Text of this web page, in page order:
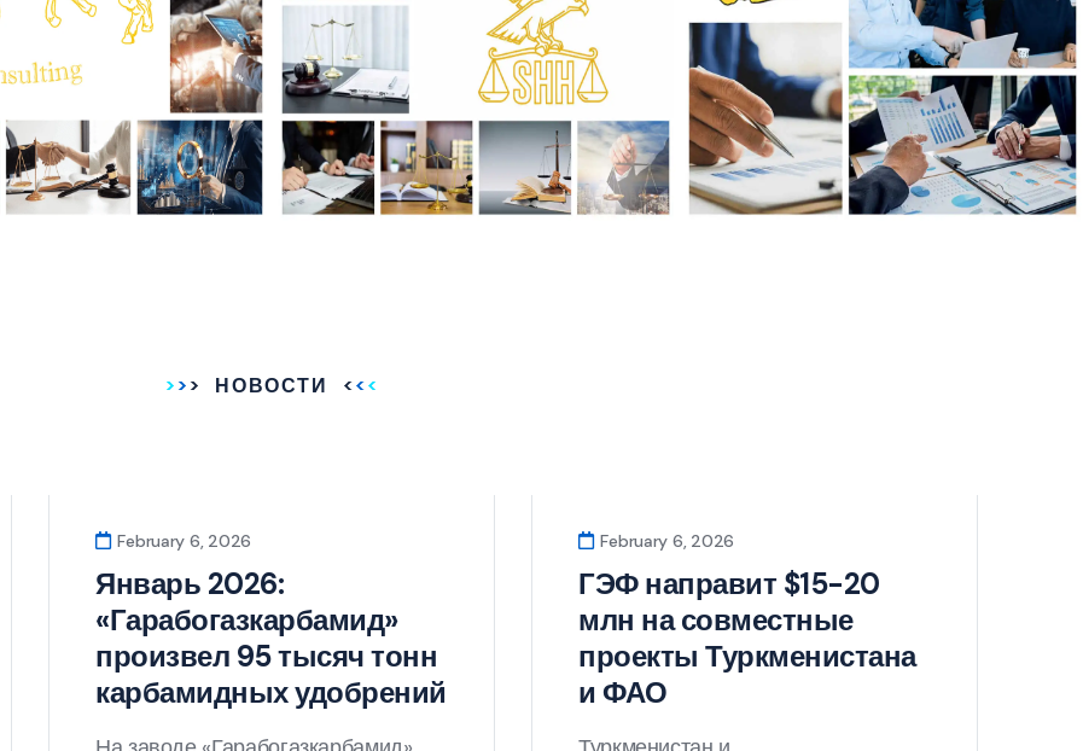
НОВОСТИ
February 6, 2026
Январь 2026:
«Гарабогазкарбамид»
произвел 95 тысяч тонн
карбамидных удобрений
February 6, 2026
ГЭФ направит $15-20
млн на совместные
проекты Туркменистана
и ФАО